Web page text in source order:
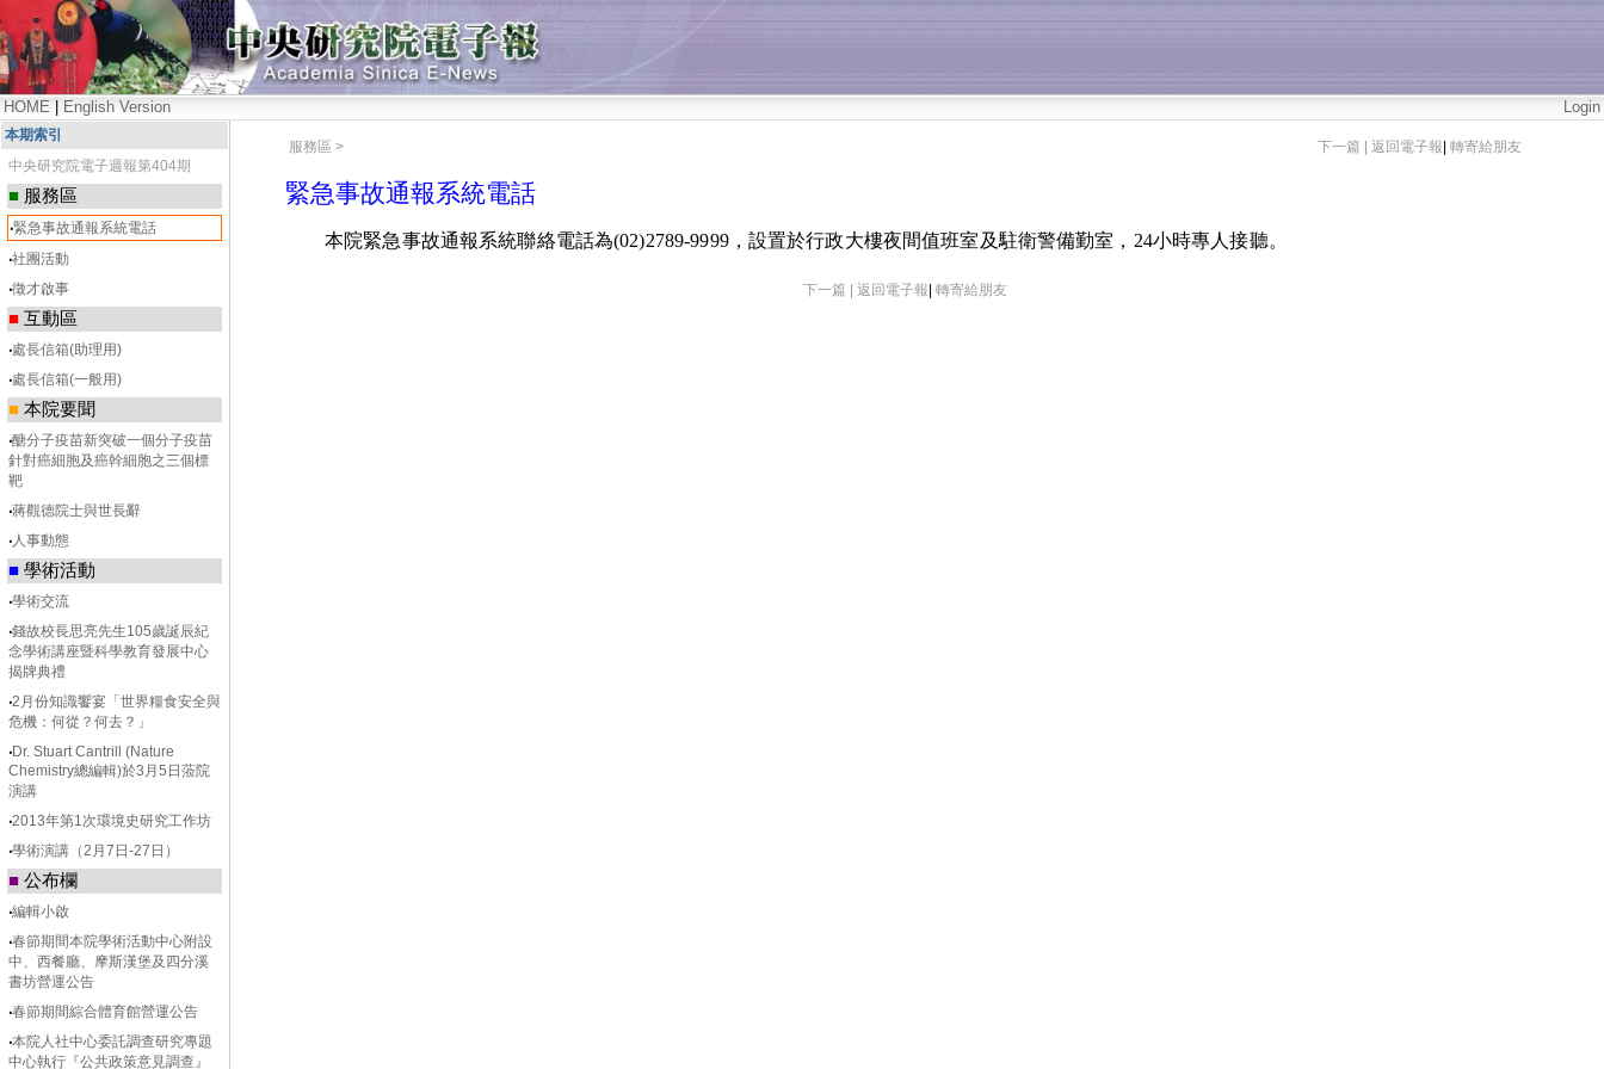
HOME English Version Login
本期索引
中央研究院電子週報第404期
■ 服務區
‧緊急事故通報系統電話
‧社團活動
‧徵才啟事
■ 互動區
‧處長信箱(助理用)
‧處長信箱(一般用)
■ 本院要聞
‧醣分子疫苗新突破一個分子疫苗
針對癌細胞及癌幹細胞之三個標
靶
‧蔣觀德院士與世長辭
‧人事動態
■ 學術活動
‧學術交流
‧錢故校長思亮先生105歲誕辰紀
念學術講座暨科學教育發展中心
揭牌典禮
‧2月份知識饗宴「世界糧食安全與
危機：何從？何去？」
‧Dr. Stuart Cantrill (Nature
Chemistry總編輯)於3月5日蒞院
演講
‧2013年第1次環境史研究工作坊
‧學術演講（2月7日-27日）
■ 公布欄
‧編輯小啟
‧春節期間本院學術活動中心附設
中、西餐廳、摩斯漢堡及四分溪
書坊營運公告
‧春節期間綜合體育館營運公告
‧本院人社中心委託調查研究專題
中心執行『公共政策意見調查』
服務區 > 下一篇 | 返回電子報 轉寄給朋友
緊急事故通報系統電話
本院緊急事故通報系統聯絡電話為(02)2789-9999，設置於行政大樓夜間值班室及駐衛警備勤室， 24小時專人接聽。
下一篇 | 返回電子報 轉寄給朋友